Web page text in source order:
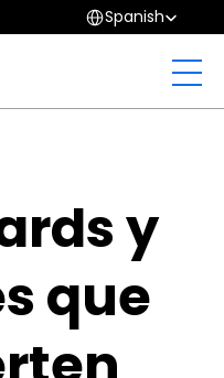
Select Language
Spanish
y
que